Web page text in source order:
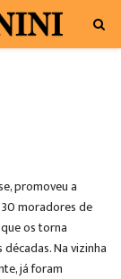
promoveu a
moradores de
os torna
Na vizinha
já foram